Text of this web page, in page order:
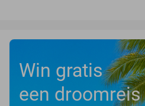
Win gratis
een droomreis